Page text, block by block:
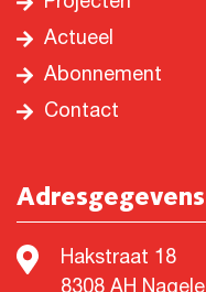
Actueel
Abonnement
Contact
Adresgegevens
Hakstraat 18